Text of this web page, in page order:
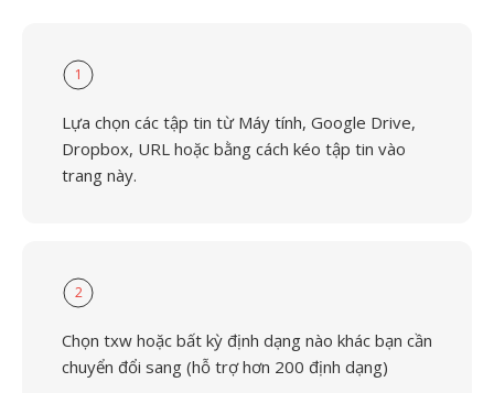
1
Lựa chọn các tập tin từ Máy tính, Google Drive,
Dropbox, URL hoặc bằng cách kéo tập tin vào
trang này.
2
Chọn txw hoặc bất kỳ định dạng nào khác bạn cần
chuyển đổi sang (hỗ trợ hơn 200 định dạng)